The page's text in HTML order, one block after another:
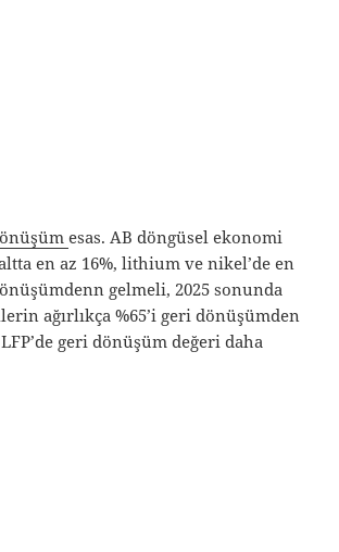
esas. AB döngüsel ekonomi
en az 16%, lithium ve nikel’de en
gelmeli, 2025 sonunda
ağırlıkça %65’i geri dönüşümden
geri dönüşüm değeri daha